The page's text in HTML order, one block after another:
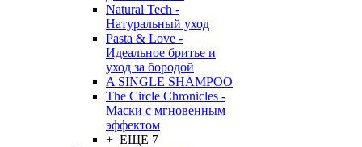
Natural Tech -
Натуральный уход
Pasta & Love -
Идеальное бритье и
уход за бородой
A SINGLE SHAMPOO
The Circle Chronicles -
Маски с мгновенным
эффектом
+ ЕЩЕ 7